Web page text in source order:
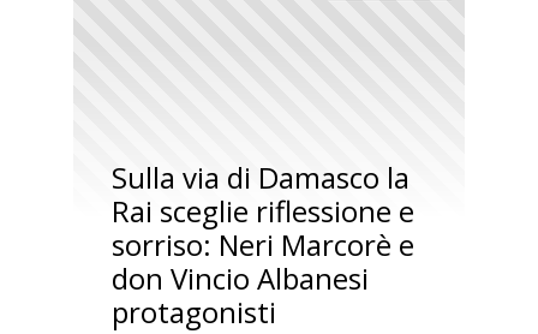
Sulla via di Damasco la
Rai sceglie riflessione e
sorriso: Neri Marcorè e
don Vincio Albanesi
protagonisti